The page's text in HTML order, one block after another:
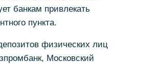
банкам привлекать
пункта.
физических лиц
Московский